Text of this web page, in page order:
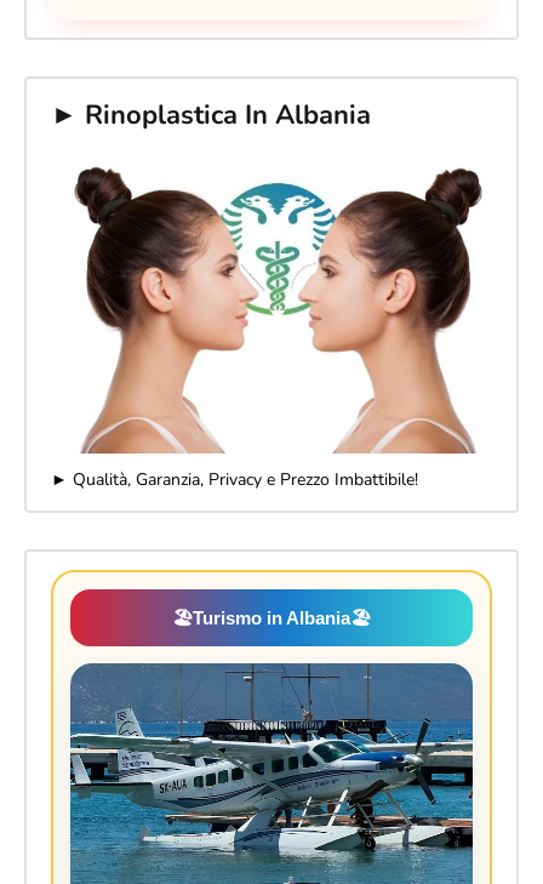
► Rinoplastica In Albania
► Qualità, Garanzia, Privacy e Prezzo Imbattibile!
🏖️Turismo in Albania🏖️